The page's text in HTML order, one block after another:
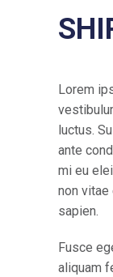
Lorem
luctus.
ante
mi eu
non
sapien.
Fusce
aliquam